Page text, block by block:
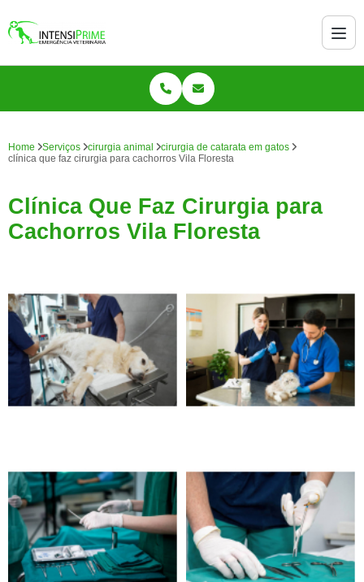
Home Serviços cirurgia animal
cirurgia de catarata em gatos
clínica que faz cirurgia para cachorros Vila Floresta
Clínica Que Faz Cirurgia para
Cachorros Vila Floresta